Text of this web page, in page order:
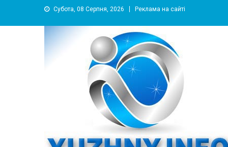
Субота, 08 Серпня, 2026 Реклама на сайті
YUZHNY.INFO
информационный портал города Южный